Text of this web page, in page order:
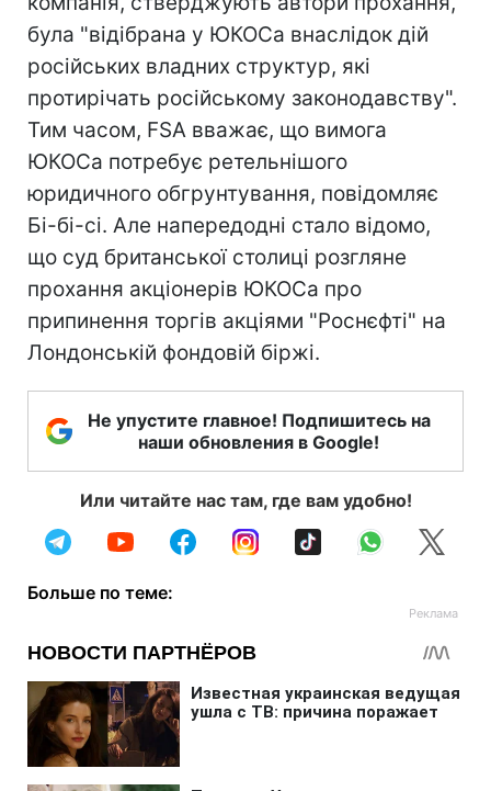
була "відібрана у ЮКОСа внаслідок дій
російських владних структур, які
протирічать російському законодавству".
Тим часом, FSA вважає, що вимога
ЮКОСа потребує ретельнішого
юридичного обгрунтування, повідомляє
Бі-бі-сі. Але напередодні стало відомо,
що суд британської столиці розгляне
прохання акціонерів ЮКОСа про
припинення торгів акціями "Роснєфті" на
Лондонській фондовій біржі.
Не упустите главное! Подпишитесь на
наши обновления в Google!
Или читайте нас там, где вам удобно!
Больше по теме: